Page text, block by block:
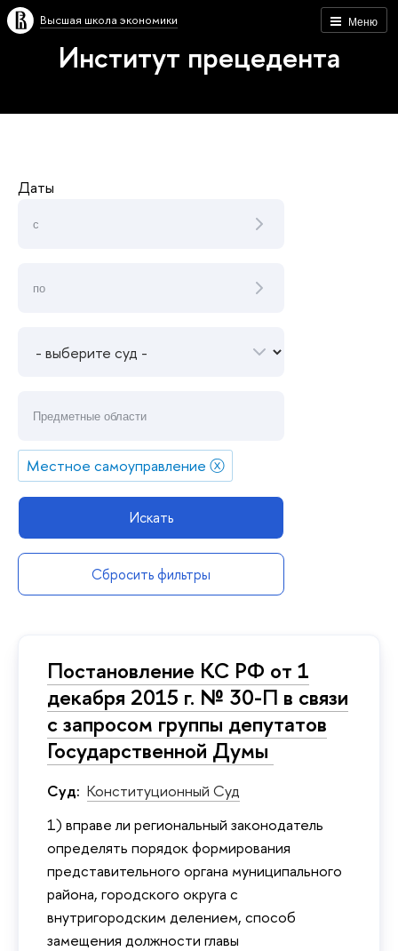
Меню
Высшая школа экономики
Институт прецедента
Даты
Местное самоуправление ⓧ
Искать
Сбросить фильтры
Постановление КС РФ от 1
декабря 2015 г. № 30-П в связи
с запросом группы депутатов
Государственной Думы
Суд: Конституционный Суд
1) вправе ли региональный законодатель
определять порядок формирования
представительного органа муниципального
района, городского округа с
внутригородским делением, способ
замещения должности главы